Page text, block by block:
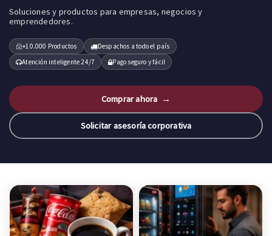
Soluciones y productos para empresas, negocios y
emprendedores.
+10.000 Productos
Despachos a todo el país
Atención inteligente 24/7
Pago seguro y fácil
Comprar ahora →
Solicitar asesoría corporativa
Categorías de productos